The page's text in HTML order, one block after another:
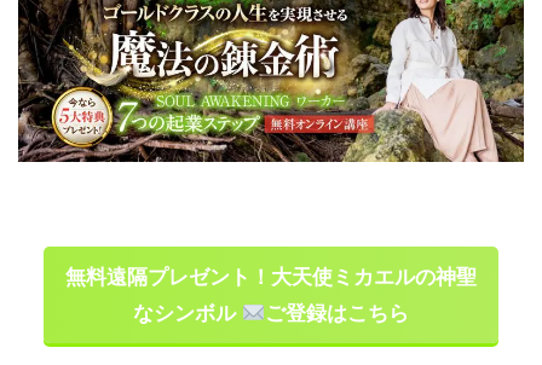
無料遠隔プレゼント！大天使ミカエルの神聖
なシンボル
ご登録はこちら